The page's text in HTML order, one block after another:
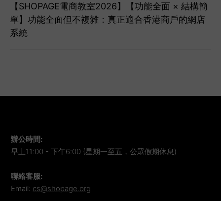
【SHOPAGE電商教室2026】【功能全面 × 結構簡
單】功能全面但不複雜：真正適合香港商戶的網店
系統
辦公時間:
早上11:00 - 下午6:00 (星期一至五，公眾假期休息)
聯絡客服:
Email: cs@shopage.org